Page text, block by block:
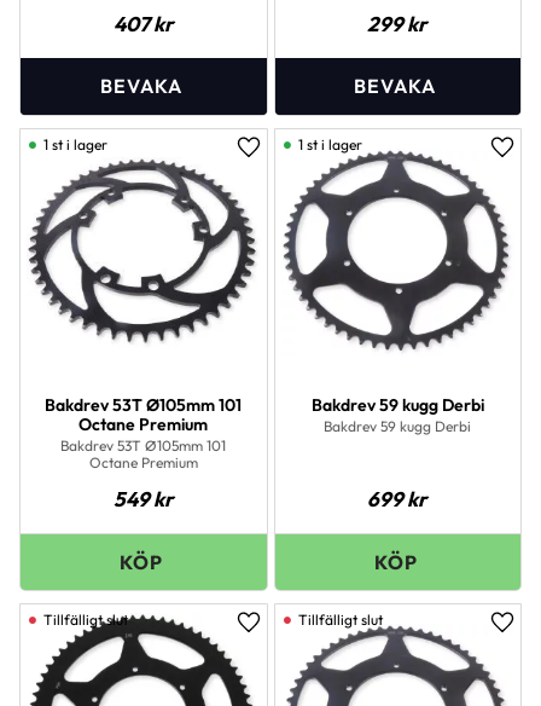
407kr 299kr
Bakdrev 53T Ø105mm 101
Octane Premium
Bakdrev 53T Ø105mm 101
Octane Premium
549kr
Lägg till i favoriter
1 st i lager
Bakdrev 59 kugg Derbi
Bakdrev 59 kugg Derbi
699kr
1 st i lager
Lägg till i favoriter